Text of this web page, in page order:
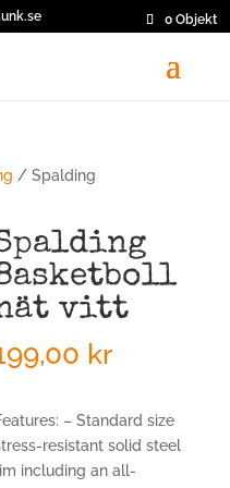
0 Objekt
/ Spalding
vitt
kr
– Standard size
resistant solid steel
including an all-